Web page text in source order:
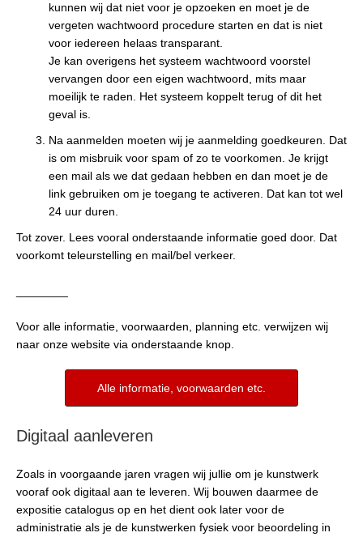
kunnen wij dat niet voor je opzoeken en moet je de
vergeten wachtwoord procedure starten en dat is niet
voor iedereen helaas transparant.
Je kan overigens het systeem wachtwoord voorstel
vervangen door een eigen wachtwoord, mits maar
moeilijk te raden. Het systeem koppelt terug of dit het
geval is.
Na aanmelden moeten wij je aanmelding goedkeuren. Dat
is om misbruik voor spam of zo te voorkomen. Je krijgt
een mail als we dat gedaan hebben en dan moet je de
link gebruiken om je toegang te activeren. Dat kan tot wel
24 uur duren.
Tot zover. Lees vooral onderstaande informatie goed door. Dat
voorkomt teleurstelling en mail/bel verkeer.
Voor alle informatie, voorwaarden, planning etc. verwijzen wij
naar onze website via onderstaande knop.
Alle informatie, voorwaarden etc.
Digitaal aanleveren
Zoals in voorgaande jaren vragen wij jullie om je kunstwerk
vooraf ook digitaal aan te leveren. Wij bouwen daarmee de
expositie catalogus op en het dient ook later voor de
administratie als je de kunstwerken fysiek voor beoordeling in